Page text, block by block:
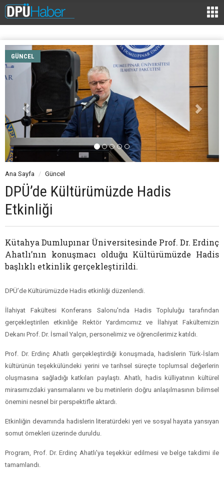
GÜNCEL
Ana Sayfa Güncel
DPÜ’de Kültürümüzde Hadis
Etkinliği
Kütahya Dumlupınar Üniversitesinde Prof. Dr. Erdinç
Ahatlı’nın konuşmacı olduğu Kültürümüzde Hadis
başlıklı etkinlik gerçekleştirildi.
DPÜ’de Kültürümüzde Hadis etkinliği düzenlendi.
İlahiyat Fakültesi Konferans Salonu'nda Hadis Topluluğu tarafından
gerçekleştirilen etkinliğe Rektör Yardımcımız ve İlahiyat Fakültemizin
Dekanı Prof. Dr. İsmail Yalçın, personelimiz ve öğrencilerimiz katıldı.
Prof. Dr. Erdinç Ahatlı gerçekleştirdiği konuşmada, hadislerin Türk-İslam
kültürünün teşekkülündeki yerini ve tarihsel süreçte toplumsal değerlerin
oluşmasına sağladığı katkıları paylaştı. Ahatlı, hadis külliyatının kültürel
mirasımızdaki yansımalarını ve bu metinlerin doğru anlaşılmasının bilimsel
önemini nesnel bir perspektifle aktardı.
Etkinliğin devamında hadislerin literatürdeki yeri ve sosyal hayata yansıyan
somut örnekleri üzerinde duruldu.
Program, Prof. Dr. Erdinç Ahatlı'ya teşekkür edilmesi ve belge takdimi ile
tamamlandı.